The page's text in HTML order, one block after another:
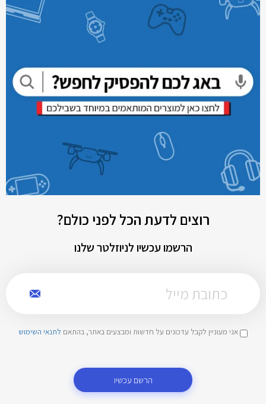
רוצים לדעת הכל לפני כולם?
הרשמו עכשיו לניוזלטר שלנו
אני מעוניין לקבל עדכונים על חדשות ומבצעים באתר, בהתאם לתנאי השימוש
הרשם עכשיו